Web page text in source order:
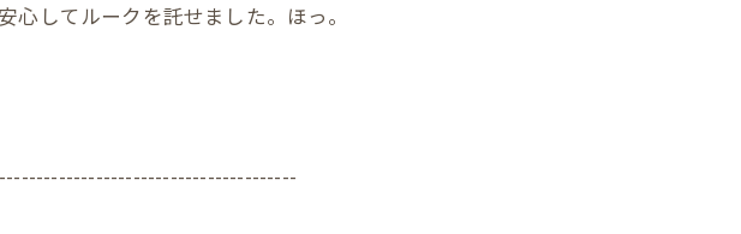
心してルークを託せました。ほっ。